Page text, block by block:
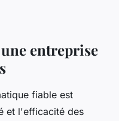
entreprise
fiable est
et l'efficacité des